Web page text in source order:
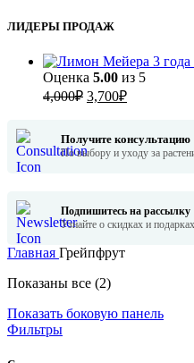
ЛИДЕРЫ ПРОДАЖ
Оценка 5.00 из 5
4,000₽ Первоначальная
4,000₽.
3,700₽Текущая
Получите консультацию
По выбору и уходу за
Подпишитесь на рассылку
Узнайте о скидках и
Главная Грейпфрут
Показаны все (2)Цены:
убыванию
Показать боковую панель
Фильтры